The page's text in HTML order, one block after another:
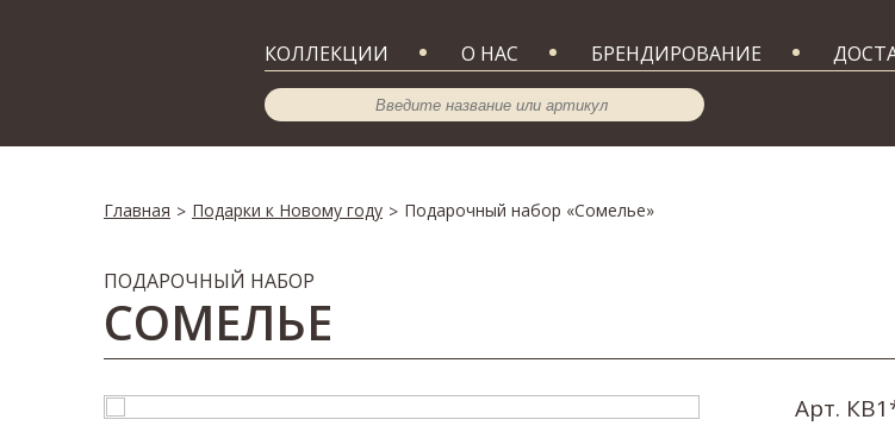
КОЛЛЕКЦИИ О НАС БРЕНДИРОВАНИЕ
Главная > Подарки к Новому году > Подарочный набор «Сомелье»
ПОДАРОЧНЫЙ НАБОР
СОМЕЛЬЕ
Арт.